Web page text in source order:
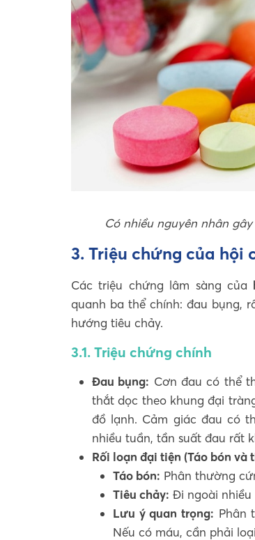
Có nhiều nguyên nhân
3. Triệu chứng của hội
Các triệu chứng lâm sàng của
quanh ba thể chính: đau bụng,
hướng tiêu chảy.
3.1. Triệu chứng chính
Đau bụng: Cơn đau có thể
thắt dọc theo khung đại
đồ lạnh. Cảm giác đau có
nhiều tuần, tần suất đau rất
Rối loạn đại tiện (Táo bón và
Táo bón: Phân thường
Tiêu chảy: Đi ngoài nhiều
Lưu ý quan trọng: Phân
Nếu có máu, cần phải